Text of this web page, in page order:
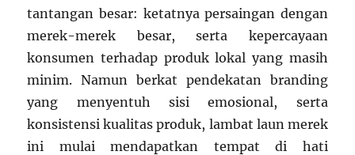
tantangan besar: ketatnya persaingan dengan
merek-merek besar, serta kepercayaan
konsumen terhadap produk lokal yang masih
minim. Namun berkat pendekatan branding
yang menyentuh sisi emosional, serta
konsistensi kualitas produk, lambat laun merek
ini mulai mendapatkan tempat di hati